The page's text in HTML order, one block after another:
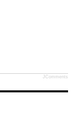
JComments